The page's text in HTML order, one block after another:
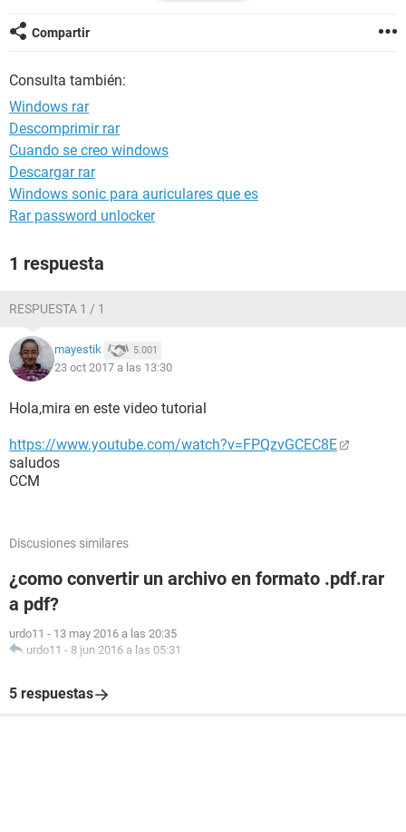
Disco duro de 1 tb
Por cierto desconfio mucho del disco duro ya que esta
talvez sea el disco duro
Espero que puedan ayudarme con este problemon!
en fin gracias de antemano gente
Compartir
Consulta también:
Windows rar
Descomprimir rar
Cuando se creo windows
Descargar rar
Windows sonic para auriculares que es
Rar password unlocker
1 respuesta
RESPUESTA 1 / 1
mayestik 5.001
23 oct 2017 a las 13:30
Hola,mira en este video tutorial
https://www.youtube.com/watch?v=FPQzvGCEC8E
saludos
CCM
Discusiones similares
¿como convertir un archivo en formato .pdf.rar
a pdf?
urdo11 - 13 may 2016 a las 20:35
urdo11 - 8 jun 2016 a las 05:31
5 respuestas